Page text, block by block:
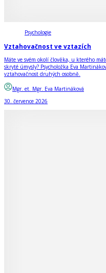
Psychologie
Vztahovačnost ve vztazích
Máte ve svém okolí člověka, u kterého
skryté úmysly? Psycholožka Eva
vztahovačnost druhých osobně.
Mgr. et. Mgr. Eva Martináková
30. července 2026